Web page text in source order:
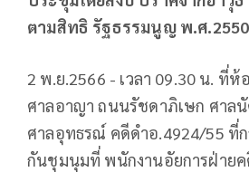
ตามสิทธิ รัฐธรรมนูญ พ.ศ.2550
2 พ.ย.2566 - เวลา 09.30 น. ที่
ศาลอาญา ถนนรัชดาภิเษก ศาล
ศาลอุทธรณ์ คดีดำอ.4924/55 ที่
กันชุมนุมที่ พนักงานอัยการฝ่าย